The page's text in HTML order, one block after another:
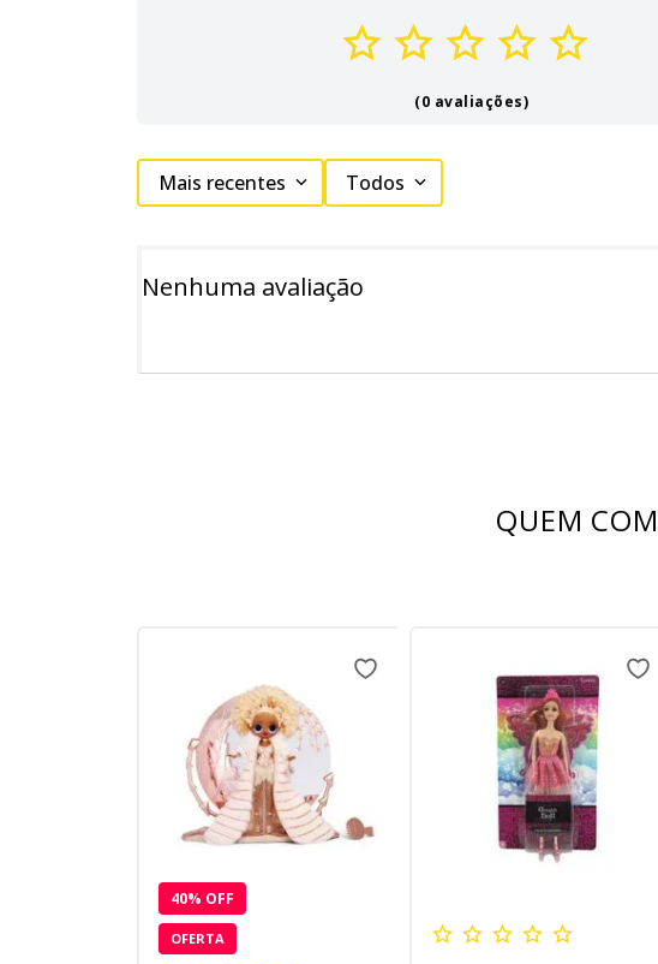
(0 avaliações)
Mais recentes Todos
Nenhuma avaliação
QUEM
40% OFF
OFERTA